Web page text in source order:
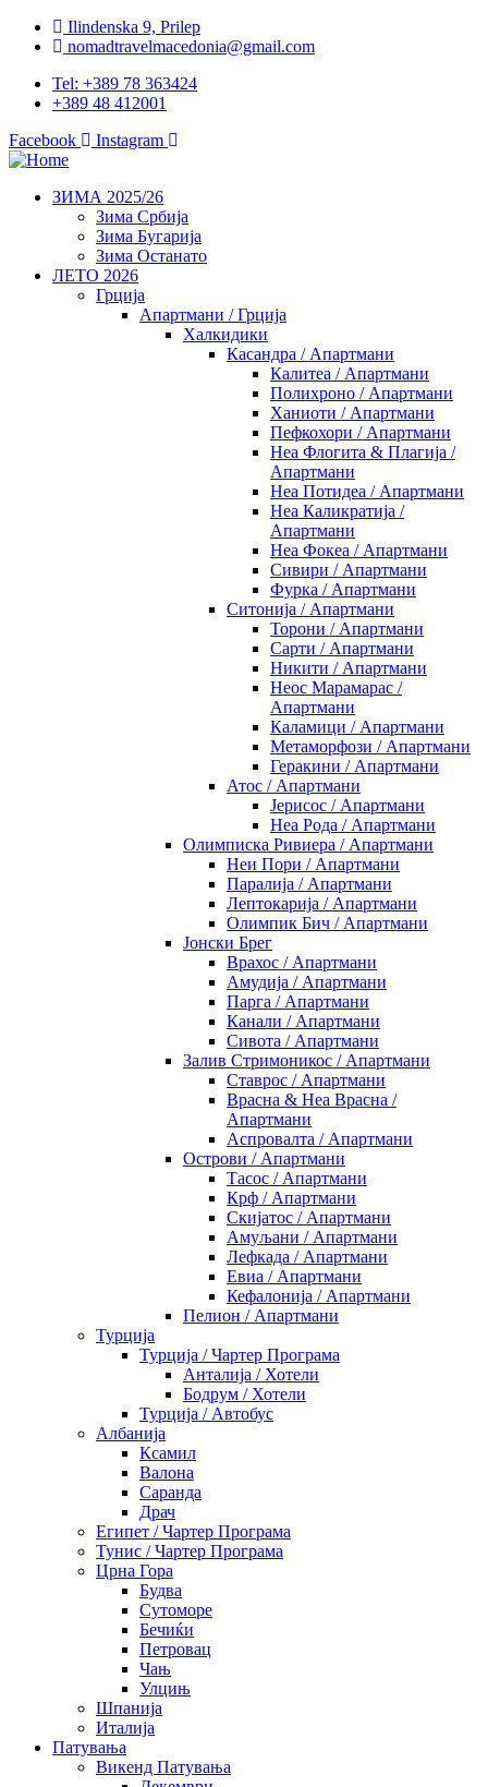
Ilindenska 9, Prilep
nomadtravelmacedonia@gmail.com
Tel: +389 78 363424
+389 48 412001
Facebook
Instagram
ЗИМА 2025/26
Зима Србија
Зима Бугарија
Зима Останато
ЛЕТО 2026
Грција
Апартмани / Грција
Халкидики
Касандра / Апартмани
Калитеа / Апартмани
Полихроно / Апартмани
Ханиоти / Апартмани
Пефкохори / Апартмани
Неа Флогита & Плагија /
Апартмани
Неа Потидеа / Апартмани
Неа Каликратија /
Апартмани
Неа Фокеа / Апартмани
Сивири / Апартмани
Фурка / Апартмани
Ситонија / Апартмани
Торони / Апартмани
Сарти / Апартмани
Никити / Апартмани
Неос Марамарас /
Апартмани
Каламици / Апартмани
Метаморфози / Апартмани
Геракини / Апартмани
Атос / Апартмани
Јерисос / Апартмани
Неа Рода / Апартмани
Олимписка Ривиера / Апартмани
Неи Пори / Апартмани
Паралија / Апартмани
Лептокарија / Апартмани
Олимпик Бич / Апартмани
Јонски Брег
Врахос / Апартмани
Амудија / Апартмани
Парга / Апартмани
Канали / Апартмани
Сивота / Апартмани
Залив Стримоникос / Апартмани
Ставрос / Апартмани
Врасна & Неа Врасна /
Апартмани
Аспровалта / Апартмани
Острови / Апартмани
Тасос / Апартмани
Крф / Апартмани
Скијатос / Апартмани
Амуљани / Апартмани
Лефкада / Апартмани
Евиа / Апартмани
Кефалонија / Апартмани
Пелион / Апартмани
Турција
Турција / Чартер Програма
Анталија / Хотели
Бодрум / Хотели
Турција / Автобус
Албанија
Ксамил
Валона
Саранда
Драч
Египет / Чартер Програма
Тунис / Чартер Програма
Црна Гора
Будва
Сутоморе
Бечиќи
Петровац
Чањ
Улцињ
Шпанија
Италија
Патувања
Викенд Патувања